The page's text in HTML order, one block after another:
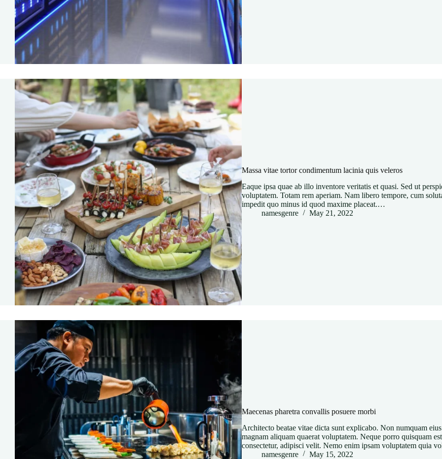
Massa vitae tortor condimentum lacinia quis veleros
Eaque ipsa quae ab illo inventore veritatis et quasi. Sed ut
voluptatem. Totam rem aperiam. Nam libero tempore, cum
impedit quo minus id quod maxime placeat.…
namesgenre
May 21, 2022
Maecenas pharetra convallis posuere morbi
Architecto beatae vitae dicta sunt explicabo. Non numquam
magnam aliquam quaerat voluptatem. Neque porro quisquam
consectetur, adipisci velit. Nemo enim ipsam voluptatem quia
namesgenre
May 15, 2022